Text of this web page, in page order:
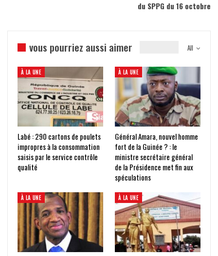
du SPPG du 16 octobre
All
vous pourriez aussi aimer
À LA UNE
Labé : 290 cartons de poulets
impropres à la consommation
saisis par le service contrôle
qualité
À LA UNE
Général Amara, nouvel homme
fort de la Guinée ? : le
ministre secrétaire général
de la Présidence met fin aux
spéculations
À LA UNE À LA UNE